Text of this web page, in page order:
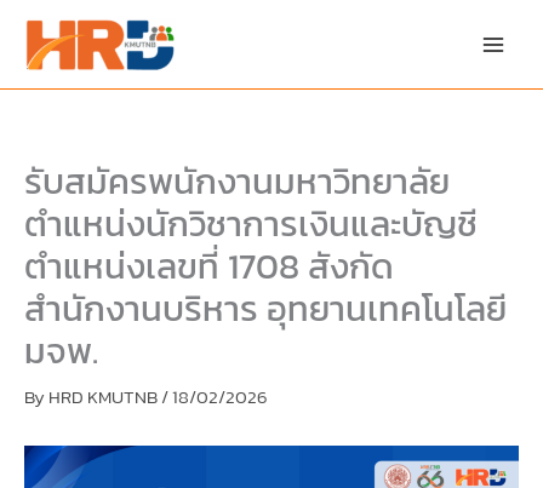
content
รับสมัครพนักงานมหาวิทยาลัย
ตำแหน่งนักวิชาการเงินและบัญชี
ตำแหน่งเลขที่ 1708 สังกัด
สำนักงานบริหาร อุทยานเทคโนโลยี
มจพ.
By HRD KMUTNB/18/02/2026
PDF